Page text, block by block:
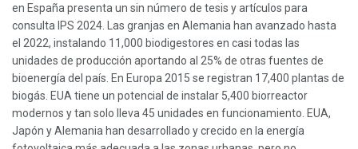
en España presenta un sin número de tesis y artículos para
consulta IPS 2024. Las granjas en Alemania han avanzado hasta
el 2022, instalando 11,000 biodigestores en casi todas las
unidades de producción aportando al 25% de otras fuentes de
bioenergía del país. En Europa 2015 se registran 17,400 plantas de
biogás. EUA tiene un potencial de instalar 5,400 biorreactor
modernos y tan solo lleva 45 unidades en funcionamiento. EUA,
Japón y Alemania han desarrollado y crecido en la energía